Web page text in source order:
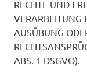
RECHTE UND
VERARBEITUNG
AUSÜBUNG
ABS. 1 DSGVO).